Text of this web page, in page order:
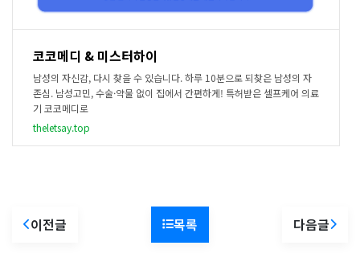
코코메디 & 미스터하이
남성의 자신감, 다시 찾을 수 있습니다. 하루 10분으로 되찾은 남성의 자
존심. 남성고민, 수술·약물 없이 집에서 간편하게! 특허받은 셀프케어 의료
기 코코메디로
theletsay.top
이전글 목록 다음글